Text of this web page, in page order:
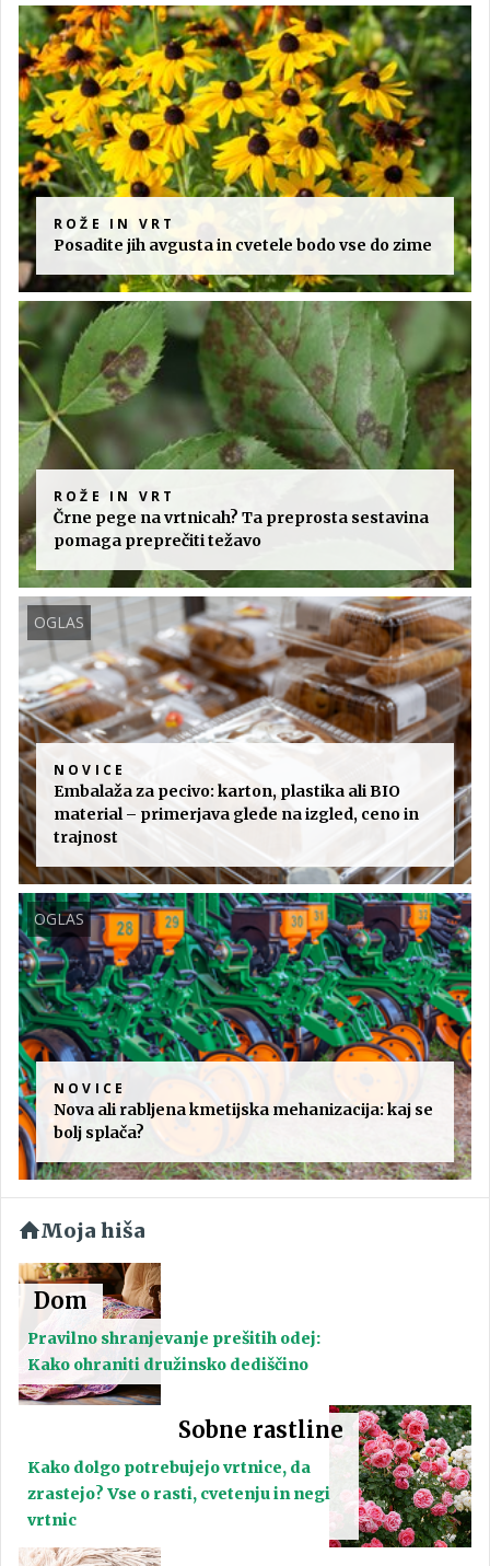
ROŽE IN VRT
Posadite jih avgusta in cvetele bodo vse do zime
ROŽE IN VRT
Črne pege na vrtnicah? Ta preprosta sestavina
pomaga preprečiti težavo
OGLAS
NOVICE
Embalaža za pecivo: karton, plastika ali BIO
material – primerjava glede na izgled, ceno in
trajnost
OGLAS
NOVICE
Nova ali rabljena kmetijska mehanizacija: kaj se
bolj splača?
Moja hiša
Dom
Pravilno shranjevanje prešitih odej:
Kako ohraniti družinsko dediščino
Sobne rastline
Kako dolgo potrebujejo vrtnice, da
zrastejo? Vse o rasti, cvetenju in negi
vrtnic